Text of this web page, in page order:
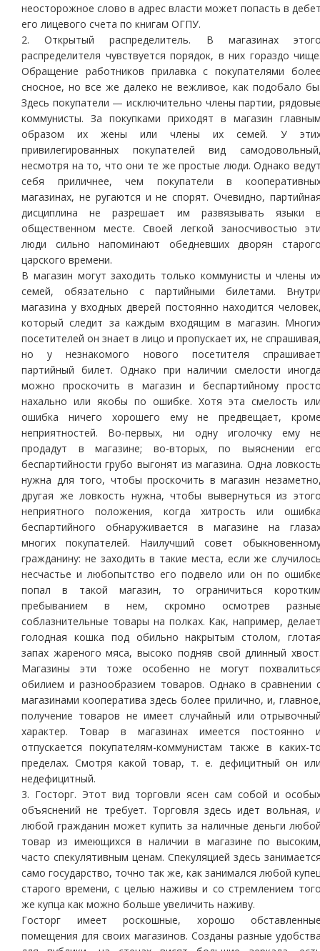
неосторожное слово в адрес власти может попасть в
его лицевого счета по книгам ОГПУ.
2. Открытый распределитель. В магазинах
распределителя чувствуется порядок, в них гораздо
Обращение работников прилавка с покупателями
сносное, но все же далеко не вежливое, как подобало
Здесь покупатели — исключительно члены партии,
коммунисты. За покупками приходят в магазин
образом их жены или члены их семей. У
привилегированных покупателей вид
несмотря на то, что они те же простые люди. Однако
себя приличнее, чем покупатели в
магазинах, не ругаются и не спорят. Очевидно,
дисциплина не разрешает им развязывать языки
общественном месте. Своей легкой заносчивостью
люди сильно напоминают обедневших дворян
царского времени.
В магазин могут заходить только коммунисты и члены
семей, обязательно с партийными билетами.
магазина у входных дверей постоянно находится
который следит за каждым входящим в магазин.
посетителей он знает в лицо и пропускает их, не
но у незнакомого нового посетителя
партийный билет. Однако при наличии смелости
можно проскочить в магазин и беспартийному
нахально или якобы по ошибке. Хотя эта смелость
ошибка ничего хорошего ему не предвещает,
неприятностей. Во-первых, ни одну иголочку ему
продадут в магазине; во-вторых, по выяснении
беспартийности грубо выгонят из магазина. Одна
нужна для того, чтобы проскочить в магазин
другая же ловкость нужна, чтобы вывернуться из
неприятного положения, когда хитрость или
беспартийного обнаруживается в магазине на
многих покупателей. Наилучший совет
гражданину: не заходить в такие места, если же
несчастье и любопытство его подвело или он по
попал в такой магазин, то ограничиться
пребыванием в нем, скромно осмотрев
соблазнительные товары на полках. Как, например,
голодная кошка под обильно накрытым столом,
запах жареного мяса, высоко подняв свой длинный
Магазины эти тоже особенно не могут
обилием и разнообразием товаров. Однако в сравнении
магазинами кооператива здесь более прилично, и,
получение товаров не имеет случайный или
характер. Товар в магазинах имеется постоянно
отпускается покупателям-коммунистам также в каких-
пределах. Смотря какой товар, т. е. дефицитный он
недефицитный.
3. Госторг. Этот вид торговли ясен сам собой и
объяснений не требует. Торговля здесь идет вольная,
любой гражданин может купить за наличные деньги
товар из имеющихся в наличии в магазине по
часто спекулятивным ценам. Спекуляцией здесь
само государство, точно так же, как занимался любой
старого времени, с целью наживы и со стремлением
же купца как можно больше увеличить наживу.
Госторг имеет роскошные, хорошо
помещения для своих магазинов. Созданы разные